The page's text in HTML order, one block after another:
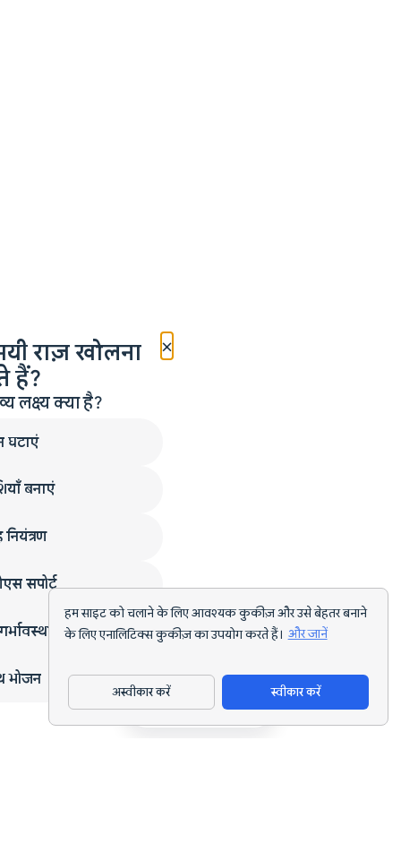
हम साइट को चलाने के लिए आवश्यक कुकीज़ और उसे बेहतर बनाने
के लिए एनालिटिक्स कुकीज़ का उपयोग करते हैं। और जानें
अस्वीकार करें स्वीकार करें
ऐप डाउनलोड करें
×
राज़ खोलना
हैं?
लक्ष्य क्या है?
घटाएं
बनाएं
सपोर्ट
भोजन